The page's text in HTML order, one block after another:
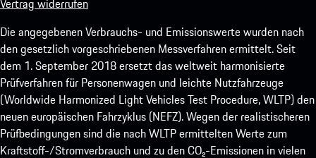
Vertrag widerrufen
Die angegebenen Verbrauchs- und Emissionswerte wurden nach
den gesetzlich vorgeschriebenen Messverfahren ermittelt. Seit
dem 1. September 2018 ersetzt das weltweit harmonisierte
Prüfverfahren für Personenwagen und leichte Nutzfahrzeuge
(Worldwide Harmonized Light Vehicles Test Procedure, WLTP) den
neuen europäischen Fahrzyklus (NEFZ). Wegen der realistischeren
Prüfbedingungen sind die nach WLTP ermittelten Werte zum
Kraftstoff-/Stromverbrauch und zu den CO₂-Emissionen in vielen